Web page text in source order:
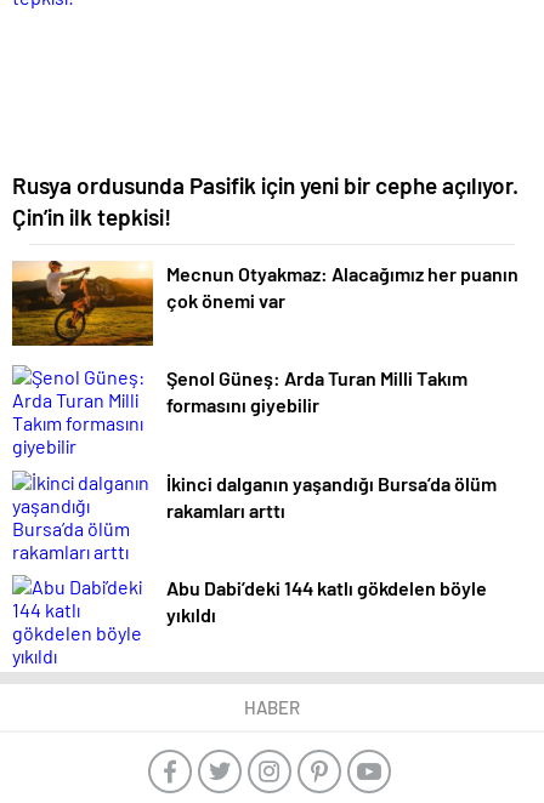
Rusya ordusunda Pasifik için yeni bir cephe açılıyor.
Çin’in ilk tepkisi!
Mecnun Otyakmaz: Alacağımız her puanın
çok önemi var
Şenol Güneş: Arda Turan Milli Takım
formasını giyebilir
İkinci dalganın yaşandığı Bursa’da ölüm
rakamları arttı
Abu Dabi’deki 144 katlı gökdelen böyle
yıkıldı
HABER